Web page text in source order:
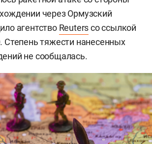
через Ормузский
агентство Reutersсо ссылкой
Степень тяжести нанесенных
не сообщалась.